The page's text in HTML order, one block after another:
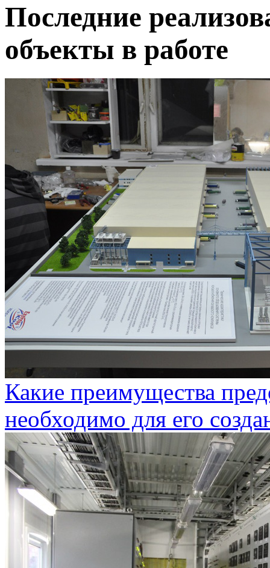
Последние
объекты в работе
Какие преимущества
необходимо для его